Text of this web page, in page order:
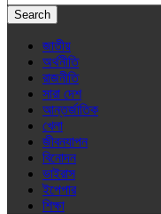
Search
জাতীয়
অর্থনীতি
রাজনীতি
সারা দেশ
আন্তর্জাতিক
খেলা
জীবনযাপন
বিনোদন
ভাইরাস
ইপেপার
শিক্ষা